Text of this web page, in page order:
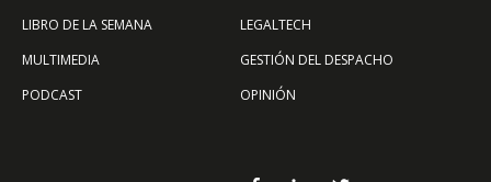
LIBRO DE LA SEMANA
MULTIMEDIA
PODCAST
LEGALTECH
GESTIÓN DEL DESPACHO
OPINIÓN